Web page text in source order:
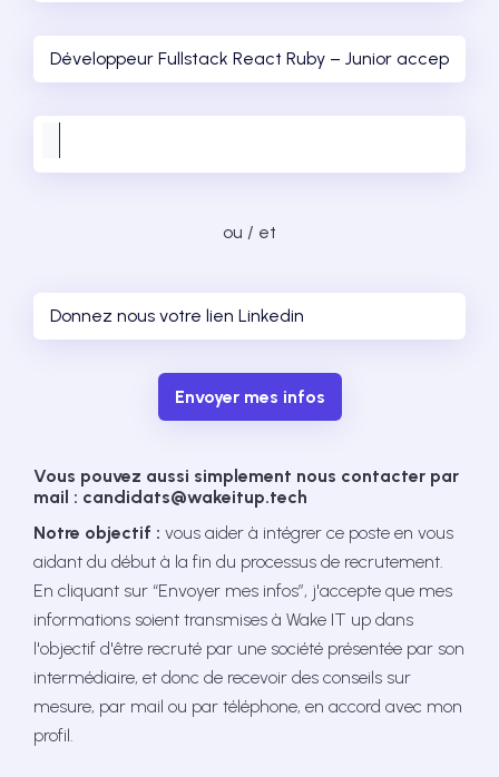
ou / et
Envoyer mes infos
Vous pouvez aussi simplement nous contacter par
mail : candidats@wakeitup.tech
Notre objectif : vous aider à intégrer ce poste en vous
aidant du début à la fin du processus de recrutement.
En cliquant sur “Envoyer mes infos”, j'accepte que mes
informations soient transmises à Wake IT up dans
l'objectif d'être recruté par une société présentée par son
intermédiaire, et donc de recevoir des conseils sur
mesure, par mail ou par téléphone, en accord avec mon
profil.